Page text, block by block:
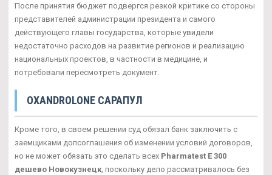
После принятия бюджет подвергся резкой критике со стороны
представителей администрации президента и самого
действующего главы государства, которые увидели
недостаточно расходов на развитие регионов и реализацию
национальных проектов, в частности в медицине, и
потребовали пересмотреть документ.
OXANDROLONE САРАПУЛ
Кроме того, в своем решении суд обязал банк заключить с
заемщиками допсоглашения об изменении условий договоров,
но не может обязать это сделать всех Pharmatest E 300
дешево Новокузнецк , поскольку дело рассматривалось без